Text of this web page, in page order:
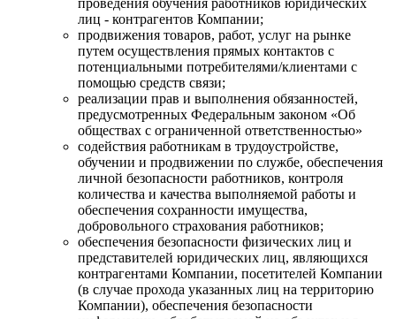
лиц - контрагентов Компании;
продвижения товаров, работ, услуг на рынке
путем осуществления прямых контактов с
потенциальными потребителями/клиентами с
помощью средств связи;
реализации прав и выполнения обязанностей,
предусмотренных Федеральным законом «Об
обществах с ограниченной ответственностью»
содействия работникам в трудоустройстве,
обучении и продвижении по службе, обеспечения
личной безопасности работников, контроля
количества и качества выполняемой работы и
обеспечения сохранности имущества,
добровольного страхования работников;
обеспечения безопасности физических лиц и
представителей юридических лиц, являющихся
контрагентами Компании, посетителей Компании
(в случае прохода указанных лиц на территорию
Компании), обеспечения безопасности